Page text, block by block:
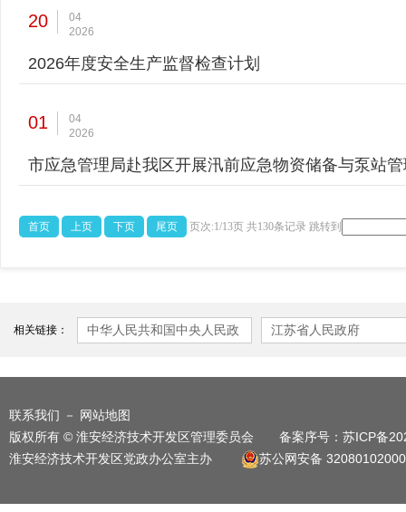
20
04
2026
2026年度安全生产监督检查计划
01
04
2026
市应急管理局赴我区开展汛前应急物资储备与泵站
首页 上页 下页 尾页 页次:1/13页 共130条记录 跳转到
相关链接：
中华人民共和国中央人民政
江苏省人民政府
联系我们 －
网站地图
版权所有 © 淮安经济技术开发区管理委员会 备案序号： 苏ICP备
淮安经济技术开发区党政办公室主办
苏公网安备